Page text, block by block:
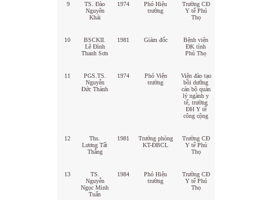
9
TS. Đào
Nguyên
Khải
1974
Phó Hiệu
trường
Trường CĐ
Y tế Phú
Thọ
10
BSCKII.
Lê Đình
Thanh Sơn
1981 Giám đốc
Bệnh viện
ĐK tỉnh
Phú Thọ
11
PGS.TS.
Nguyễn
Đức Thành
1974
Phó Viện
trưởng
Viện đào tạo
bồi dưỡng
cán bộ quản
lý ngành y
tế, trường
ĐH Y tế
công cộng
12
Ths.
Lương Tất
Thắng
1981
Trưởng phòng
KT-ĐBCL
Trường CĐ
Y tế Phú
Thọ
13
TS.
Nguyễn
Ngọc Minh
Tuấn
1984
Phó Hiệu
trường
Trường CĐ
Y tế Phú
Thọ